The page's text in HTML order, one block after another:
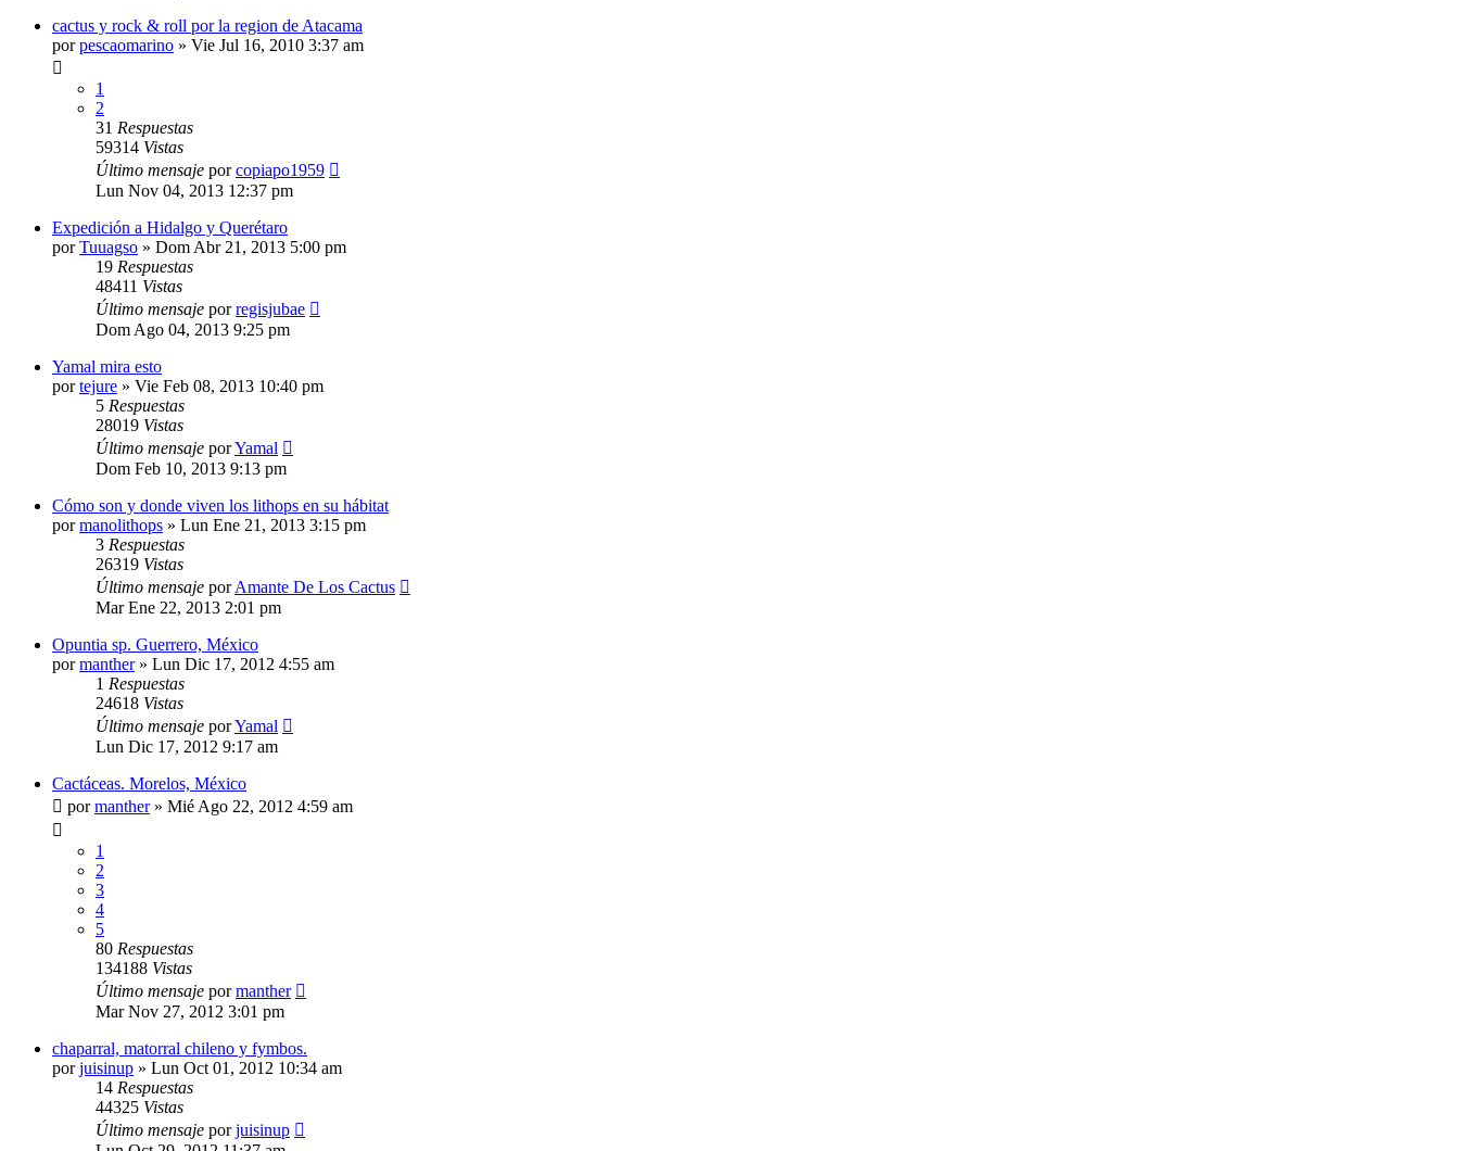
cactus y rock & roll por la region de Atacama
porpescaomarino » Vie Jul 16, 2010 3:37 am
1
2
31 Respuestas
59314 Vistas
Último mensaje porcopiapo1959
Lun Nov 04, 2013 12:37 pm
Expedición a Hidalgo y Querétaro
porTuuagso » Dom Abr 21, 2013 5:00 pm
19 Respuestas
48411 Vistas
Último mensaje porregisjubae
Dom Ago 04, 2013 9:25 pm
Yamal mira esto
portejure » Vie Feb 08, 2013 10:40 pm
5 Respuestas
28019 Vistas
Último mensaje porYamal
Dom Feb 10, 2013 9:13 pm
Cómo son y donde viven los lithops en su hábitat
pormanolithops » Lun Ene 21, 2013 3:15 pm
3 Respuestas
26319 Vistas
Último mensaje porAmante De Los Cactus
Mar Ene 22, 2013 2:01 pm
Opuntia sp. Guerrero, México
pormanther» Lun Dic 17, 2012 4:55 am
1 Respuestas
24618 Vistas
Último mensaje porYamal
Lun Dic 17, 2012 9:17 am
Cactáceas. Morelos, México
pormanther» Mié Ago 22, 2012 4:59 am
1
2
3
4
5
80 Respuestas
134188 Vistas
Último mensaje pormanther
Mar Nov 27, 2012 3:01 pm
chaparral, matorral chileno y fymbos.
porjuisinup » Lun Oct 01, 2012 10:34 am
14 Respuestas
44325 Vistas
Último mensaje porjuisinup